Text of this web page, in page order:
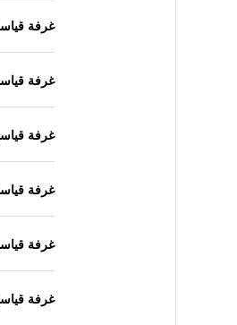
غرفة
غرفة
غرفة
غرفة
غرفة
غرفة